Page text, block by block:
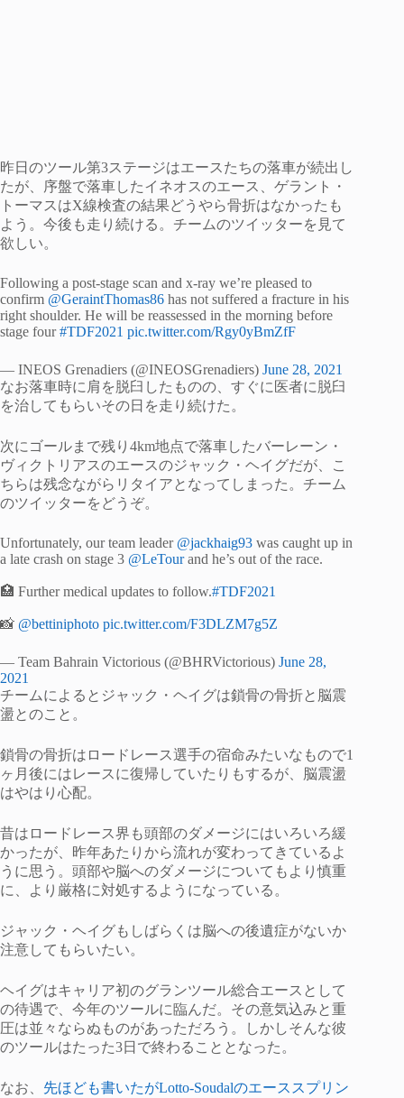
昨日のツール第3ステージはエースたちの落車が続出し
たが、序盤で落車したイネオスのエース、ゲラント・
トーマスはX線検査の結果どうやら骨折はなかったも
よう。今後も走り続ける。チームのツイッターを見て
欲しい。
Following a post-stage scan and x-ray we’re pleased to
confirm @GeraintThomas86 has not suffered a fracture in his
right shoulder. He will be reassessed in the morning before
stage four#TDF2021 pic.twitter.com/Rgy0yBmZfF
— INEOS Grenadiers (@INEOSGrenadiers) June 28, 2021
なお落車時に肩を脱臼したものの、すぐに医者に脱臼
を治してもらいその日を走り続けた。
次にゴールまで残り4km地点で落車したバーレーン・
ヴィクトリアスのエースのジャック・ヘイグだが、こ
ちらは残念ながらリタイアとなってしまった。チーム
のツイッターをどうぞ。
Unfortunately, our team leader @jackhaig93 was caught up in
a late crash on stage 3 @LeTourand he’s out of the race.
🏥 Further medical updates to follow.#TDF2021
📸 @bettiniphoto pic.twitter.com/F3DLZM7g5Z
— Team Bahrain Victorious (@BHRVictorious) June 28,
2021
チームによるとジャック・ヘイグは鎖骨の骨折と脳震
盪とのこと。
鎖骨の骨折はロードレース選手の宿命みたいなもので1
ヶ月後にはレースに復帰していたりもするが、脳震盪
はやはり心配。
昔はロードレース界も頭部のダメージにはいろいろ緩
かったが、昨年あたりから流れが変わってきているよ
うに思う。頭部や脳へのダメージについてもより慎重
に、より厳格に対処するようになっている。
ジャック・ヘイグもしばらくは脳への後遺症がないか
注意してもらいたい。
ヘイグはキャリア初のグランツール総合エースとして
の待遇で、今年のツールに臨んだ。その意気込みと重
圧は並々ならぬものがあっただろう。しかしそんな彼
のツールはたった3日で終わることとなった。
なお、 先ほども書いたがLotto-Soudalのエーススプリン